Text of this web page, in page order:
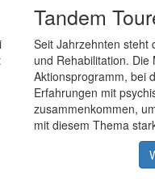
Tandem
Seit Jahrzehnten steht
und Rehabilitation. Die
Aktionsprogramm, bei
Erfahrungen mit
zusammenkommen,
mit diesem Thema